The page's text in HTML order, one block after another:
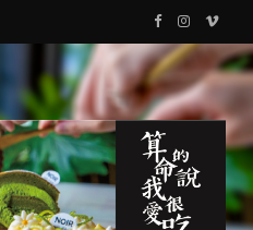
F
a
c
e
b
I
s
V
i